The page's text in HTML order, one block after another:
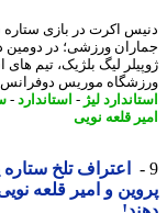
اکرت در بازی ستاره سرخ
موریس دوفرانس لیژ
لیژ -استاندارد-
قلعه نویی
اعتراف تلخ ستاره
و امیر قلعه نویی